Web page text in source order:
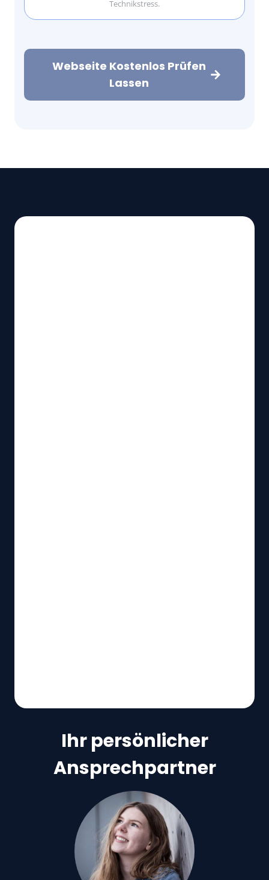
Technikstress.
Webseite Kostenlos Prüfen
Lassen
Ihr persönlicher
Ansprechpartner